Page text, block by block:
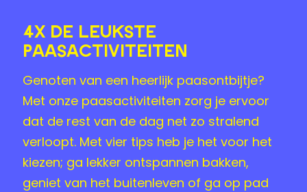
4x DE LEUKSTE
PAASACTIVITEITEN
Genoten van een heerlijk paasontbijtje?
Met onze paasactiviteiten zorg je ervoor
dat de rest van de dag net zo stralend
verloopt. Met vier tips heb je het voor het
kiezen; ga lekker ontspannen bakken,
geniet van het buitenleven of ga op pad